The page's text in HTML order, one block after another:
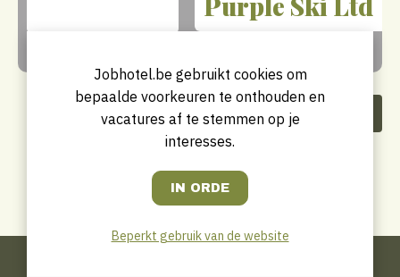
Deel dit bedrijf
LinkedInWhatsApp
EmailFacebook
Jobhotel.be gebruikt cookies om
bepaalde voorkeuren te onthouden en
vacatures af te stemmen op je
interesses.
Beperkt gebruik van de website